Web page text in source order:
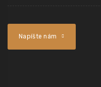
Napíšte nám